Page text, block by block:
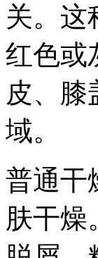
关。这
红色或
皮、膝
域。
普通干
肤干燥